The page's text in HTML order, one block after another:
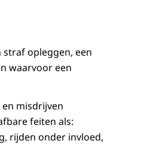
opleggen, een
waarvoor een
misdrijven
feiten als:
rijden onder invloed,